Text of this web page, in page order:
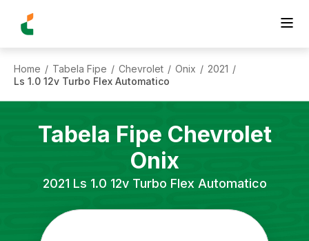
Home / Tabela Fipe / Chevrolet / Onix / 2021 /
Ls 1.0 12v Turbo Flex Automatico
Tabela Fipe Chevrolet
Onix
2021 Ls 1.0 12v Turbo Flex Automatico